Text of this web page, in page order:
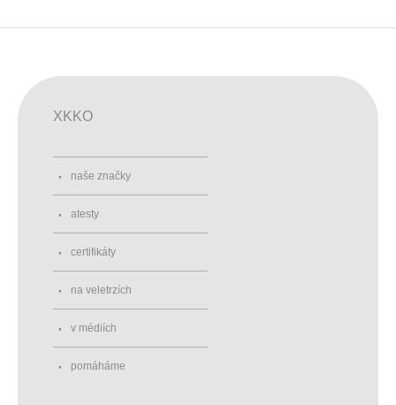
XKKO
naše značky
atesty
certifikáty
na veletrzích
v médiích
pomáháme